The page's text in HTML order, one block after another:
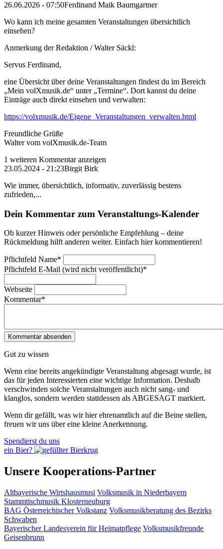
26.06.2026 - 07:50Ferdinand Maik Baumgartner
Wo kann ich meine gesamten Veranstaltungen übersichtlich
einsehen?
Anmerkung der Redaktion /Walter Säckl:
Servus Ferdinand,
eine Übersicht über deine Veranstaltungen findest du im Bereich
„Mein volXmusik.de“ unter „Termine“. Dort kannst du deine
Einträge auch direkt einsehen und verwalten:
https://volxmusik.de/Eigene_Veranstaltungen_verwalten.html
Freundliche Grüße
Walter vom volXmusik.de-Team
1 weiteren Kommentar anzeigen
23.05.2024 - 21:23Birgit Birk
Wie immer, übersichtlich, informativ, zuverlässig bestens
zufrieden,...
Dein Kommentar zum Veranstaltungs-Kalender
Ob kurzer Hinweis oder persönliche Empfehlung – deine
Rückmeldung hilft anderen weiter. Einfach hier kommentieren!
Pflichtfeld Name*
Pflichtfeld E-Mail (wird nicht veröffentlicht)*
Webseite
Kommentar*
Gut zu wissen
Wenn eine bereits ange­kündigte Veranstaltung abgesagt wurde, ist
das für jeden Interessierten eine wichtige Information. Deshalb
verschwinden solche Veran­staltungen auch nicht sang- und
klanglos, sondern werden statt­dessen alsABGESAGT markiert.
Wenn dir gefällt, was wir hier ehrenamtlich auf die Beine stellen,
freuen wir uns über eine kleine Anerkennung.
Spendierst du uns
ein Bier?
Unsere Kooperations-Partner
Altbayerische Wirtshausmusi Volksmusik in Niederbayern
Stammtischmusik Klosterneuburg
BAG Österreichischer Volkstanz Volksmusikberatung des Bezirks
Schwaben
Bayerischer Landesverein für Heimatpflege Volksmusikfreunde
Geisenbrunn